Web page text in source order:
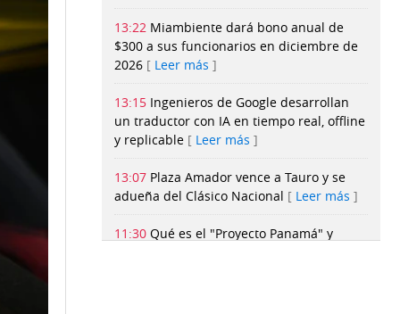
13:22 Miambiente dará bono anual de
$300 a sus funcionarios en diciembre de
2026
Leer más
13:15 Ingenieros de Google desarrollan
un traductor con IA en tiempo real, offline
y replicable
Leer más
13:07 Plaza Amador vence a Tauro y se
adueña del Clásico Nacional
Leer más
11:30 Qué es el "Proyecto Panamá" y